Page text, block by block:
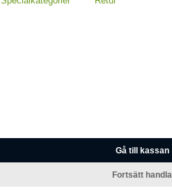
Gå till kassan
Fortsätt handla